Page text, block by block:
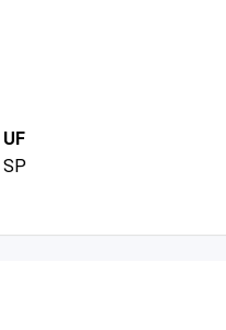
UF
SP